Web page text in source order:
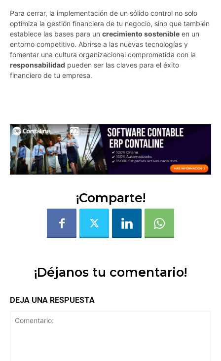
Para cerrar, la implementación de un sólido control no solo
optimiza la gestión financiera de tu negocio, sino que también
establece las bases para un crecimiento sostenible en un
entorno competitivo. Abrirse a las nuevas tecnologías y
fomentar una cultura organizacional comprometida con la
responsabilidad pueden ser las claves para el éxito
financiero de tu empresa.
¡Comparte!
¡Déjanos tu comentario!
DEJA UNA RESPUESTA